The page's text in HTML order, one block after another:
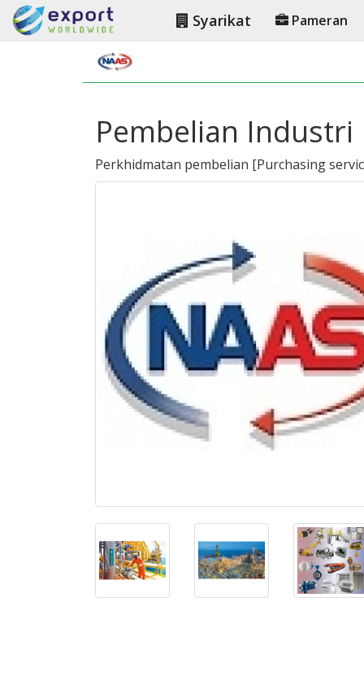
Syarikat Pameran
Pembelian Industri
Perkhidmatan pembelian [Purchasing